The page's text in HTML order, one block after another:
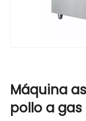
Máquina
pollo a